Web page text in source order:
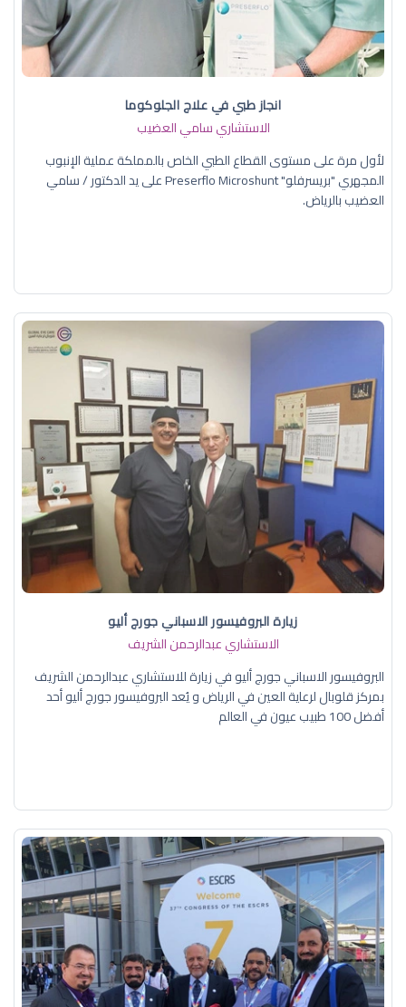
انجاز طبي في علاج الجلوكوما
الاستشاري سامي العضيب
لأول مرة على مستوى القطاع الطبي الخاص بالمملكة عملية الإنبوب
المجهري "بريسرفلو" Preserflo Microshunt على يد الدكتور / سامي
العضيب بالرياض.
زيارة البروفيسور الاسباني جورج أليو
الاستشاري عبدالرحمن الشريف
البروفيسور الاسباني جورج أليو في زيارة للاستشاري عبدالرحمن الشريف
بمركز قلوبال لرعاية العين في الرياض و يُعد البروفيسور جورج أليو أحد
أفضل 100 طبيب عيون في العالم